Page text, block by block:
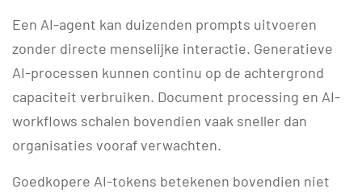
Een AI-agent kan duizenden prompts uitvoeren
zonder directe menselijke interactie. Generatieve
AI-processen kunnen continu op de achtergrond
capaciteit verbruiken. Document processing en AI-
workflows schalen bovendien vaak sneller dan
organisaties vooraf verwachten.
Goedkopere AI-tokens betekenen bovendien niet